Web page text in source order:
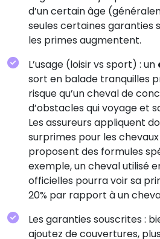
d’un certain âge
seules certaines garanties
les primes augmentent.
L’usage (loisir vs sport) : un
sort en balade tranquilles
risque qu’un cheval de
d’obstacles qui voyage et
Les assureurs appliquent
surprimes pour les
proposent des formules
exemple, un cheval utilisé
officielles pourra voir sa
20% par rapport à un
Les garanties souscrites :
ajoutez de couvertures,